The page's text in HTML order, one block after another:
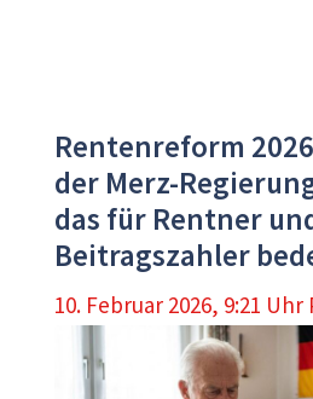
Rentenreform
der Merz-
das für Rentner
Beitragszahler
10. Februar 2026, 9:21 Uhr